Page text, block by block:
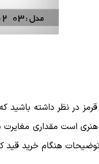
در نظر داشته
است مقداری
هنگام خرید قید